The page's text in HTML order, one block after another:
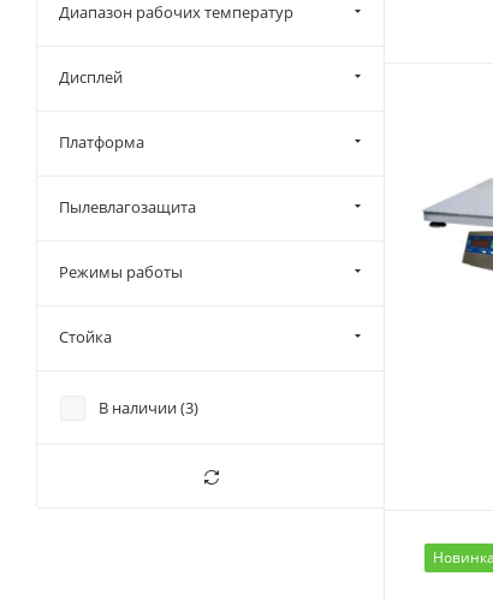
Новинка
Диапазон рабочих температур
Дисплей
Платформа
Пылевлагозащита
Режимы работы
Стойка
В наличии (3)